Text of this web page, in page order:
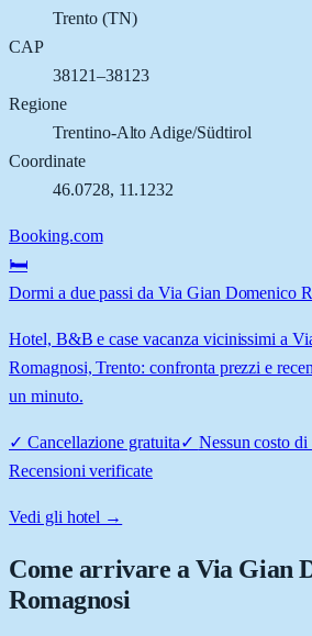
Trento(TN)
CAP
38121–38123
Regione
Trentino-Alto Adige/Südtirol
Coordinate
46.0728, 11.1232
Booking.com
🛏️
Dormi a due passi da Via Gian Domenico
Hotel, B&B e case vacanza vicinissimi a
Romagnosi, Trento: confronta prezzi e
un minuto.
✓ Cancellazione gratuita✓ Nessun costo
Recensioni verificate
Vedi gli hotel →
Come arrivare aVia Gian
Romagnosi